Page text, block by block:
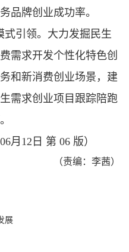
品牌创业成功率。
式引领。大力发掘民生
需求开发个性化特色创
和新消费创业场景，建
需求创业项目跟踪陪跑
月12日 第 06 版）
（责编：李茜）
展